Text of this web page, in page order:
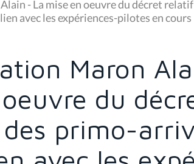
- La mise en oeuvre du décret
avec les expériences-pilotes en cours
Maron
du
primo-